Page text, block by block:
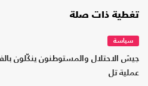
تغطية ذات صلة
سياسة
جيش الاحتلال والمستوطنون ينكّلون
عملية تل